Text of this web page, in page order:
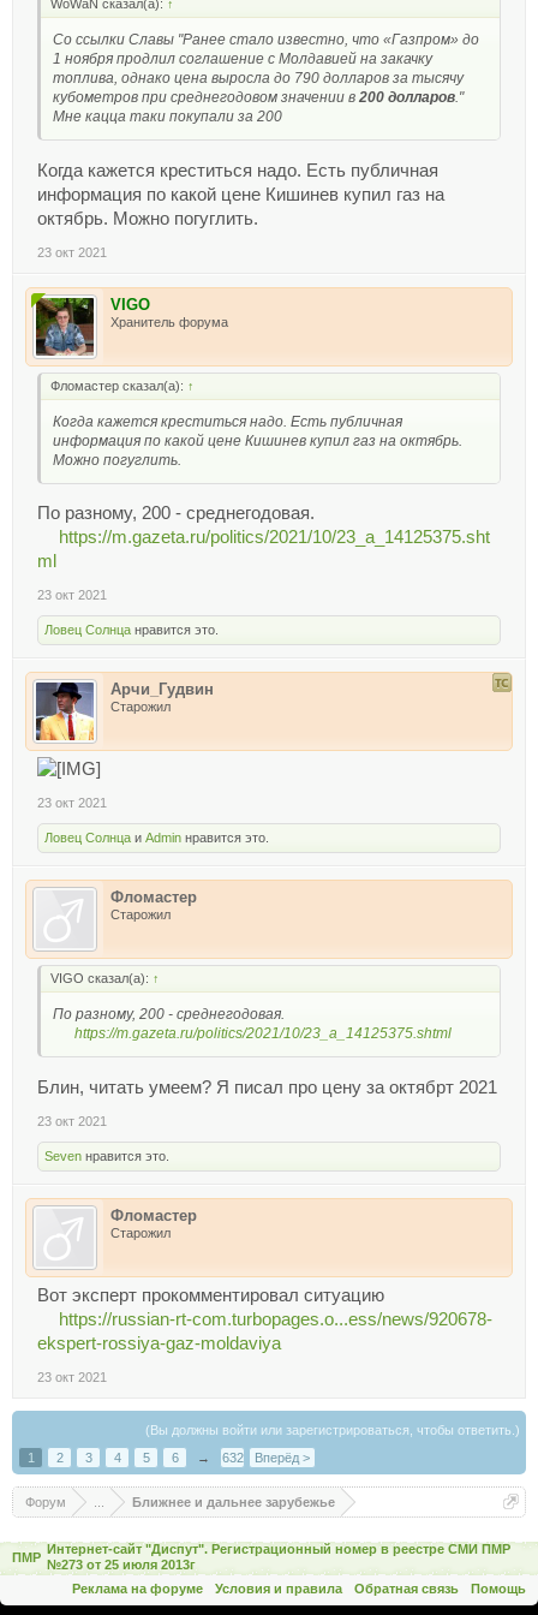
WoWaN сказал(а): ↑
Со ссылки Славы "Ранее стало известно, что «Газпром» до
1 ноября продлил соглашение с Молдавией на закачку
топлива, однако цена выросла до 790 долларов за тысячу
кубометров при среднегодовом значении в 200 долларов."
Мне кацца таки покупали за 200
Когда кажется креститься надо. Есть публичная
информация по какой цене Кишинев купил газ на
октябрь. Можно погуглить.
23 окт 2021
VIGO
Хранитель форума
Фломастер сказал(а): ↑
Когда кажется креститься надо. Есть публичная
информация по какой цене Кишинев купил газ на октябрь.
Можно погуглить.
По разному, 200 - среднегодовая.
https://m.gazeta.ru/politics/2021/10/23_a_14125375.sht
ml
23 окт 2021
Ловец Солнца нравится это.
Арчи_Гудвин
Старожил
23 окт 2021
Ловец Солнца и Admin нравится это.
Фломастер
Старожил
VIGO сказал(а): ↑
По разному, 200 - среднегодовая.
https://m.gazeta.ru/politics/2021/10/23_a_14125375.shtml
Блин, читать умеем? Я писал про цену за октябрт 2021
23 окт 2021
Seven нравится это.
Фломастер
Старожил
Вот эксперт прокомментировал ситуацию
https://russian-rt-com.turbopages.o...ess/news/920678-
ekspert-rossiya-gaz-moldaviya
23 окт 2021
(Вы должны войти или зарегистрироваться, чтобы ответить.)
1
2 3 4 5 6 → 632 Вперёд >
Форум Ближнее и дальнее зарубежье
ПМР
Интернет-сайт "Диспут". Регистрационный номер в реестре СМИ ПМР
№273 от 25 июля 2013г
Реклама на форуме
Условия и правила Обратная связь Помощь